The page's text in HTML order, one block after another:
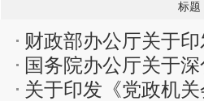
标题
财政部办公厅关于
（202...
国务院办公厅关于
关于印发《党政机